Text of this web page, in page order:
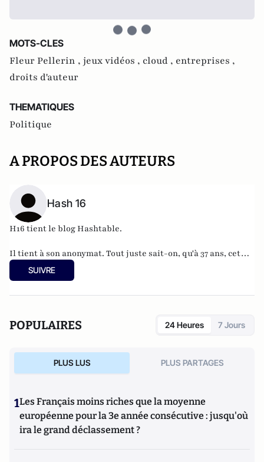
MOTS-CLES
Fleur Pellerin , jeux vidéos , cloud , entreprises ,
droits d'auteur
THEMATIQUES
Politique
A PROPOS DES AUTEURS
Hash 16
H16 tient le blogHashtable.
Il tient à son anonymat. Tout juste sait-on, qu'à 37 ans, cet
informaticien à l'humour acerbe habite en Belgique et
travaille pour"une grosse boutique qui produit, gère et
SUIVRE
POPULAIRES 24 Heures 7 Jours
PLUS LUS PLUS PARTAGES
1Les Français moins riches que la moyenne
européenne pour la 3e année consécutive : jusqu'où
ira le grand déclassement ?